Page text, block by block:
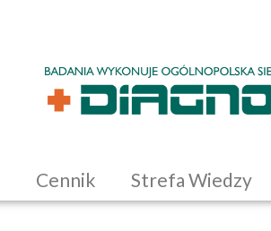
Cennik Strefa Wiedzy